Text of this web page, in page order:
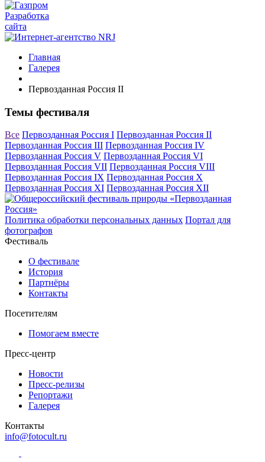
Разработка
сайта
Главная
Галерея
Первозданная Россия II
Темы фестиваля
Все Первозданная Россия I Первозданная Россия II
Первозданная Россия III Первозданная Россия IV
Первозданная Россия V Первозданная Россия VI
Первозданная Россия VII Первозданная Россия VIII
Первозданная Россия IX Первозданная Россия X
Первозданная Россия XI Первозданная Россия XII
Политика обработки персональных данных Портал для
фотографов
Фестиваль
О фестивале
История
Партнёры
Контакты
Посетителям
Помогаем вместе
Пресс-центр
Новости
Пресс-релизы
Репортажи
Галерея
Контакты
info@fotocult.ru